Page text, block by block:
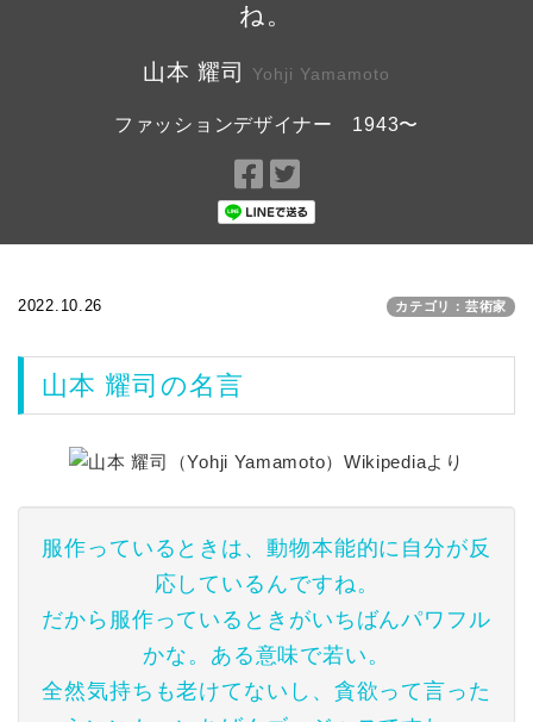
ね。
山本 耀司 Yohji Yamamoto
ファッションデザイナー 1943〜
Facebook
で
シ
で
シ
2022.10.26 カテゴリ：芸術家
山本 耀司の名言
服作っているときは、動物本能的に自分が反
応しているんですね。
だから服作っているときがいちばんパワフル
かな。ある意味で若い。
全然気持ちも老けてないし、貪欲って言った